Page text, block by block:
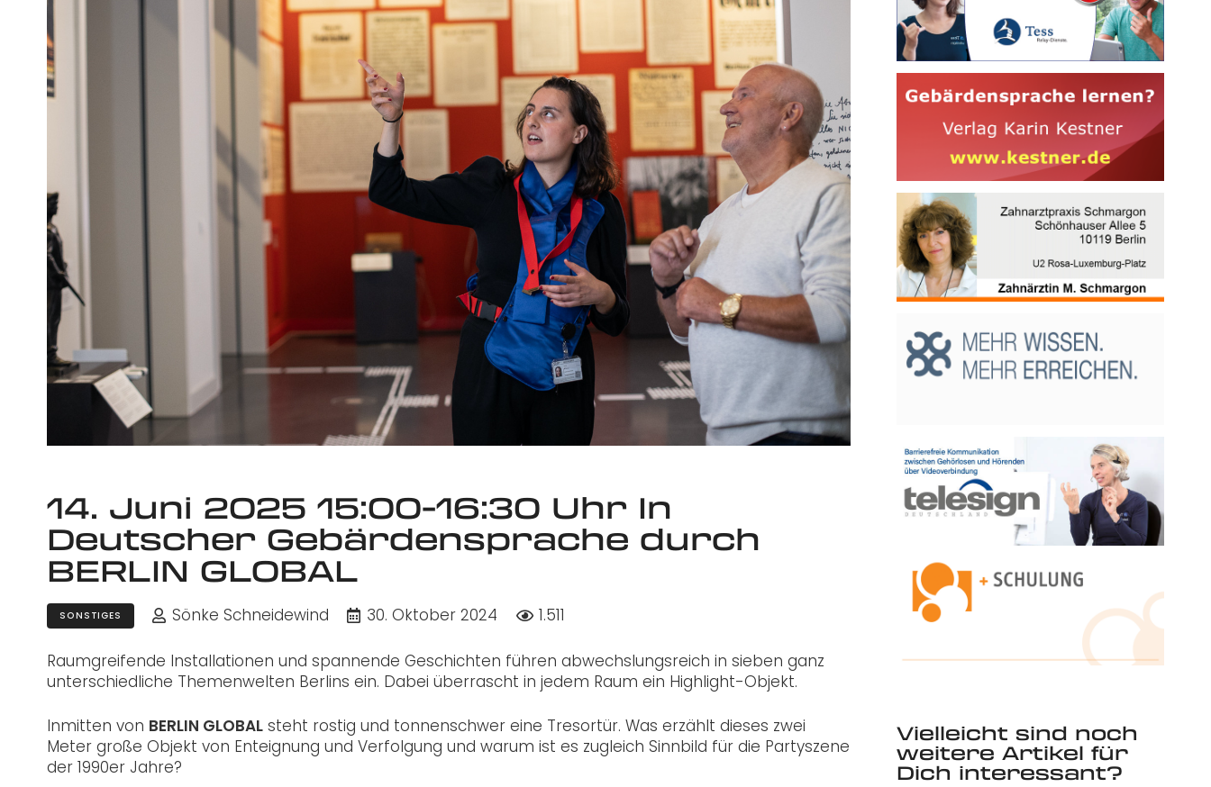
14. Juni 2025 15:00-16:30 Uhr In
Deutscher Gebärdensprache durch
BERLIN GLOBAL
SONSTIGES Sönke Schneidewind 30. Oktober 2024 1.511
Raumgreifende Installationen und spannende Geschichten führen abwechslungsreich in sieben ganz
unterschiedliche Themenwelten Berlins ein. Dabei überrascht in jedem Raum ein Highlight-Objekt.
Inmitten von BERLIN GLOBAL steht rostig und tonnenschwer eine Tresortür. Was erzählt dieses zwei
Meter große Objekt von Enteignung und Verfolgung und warum ist es zugleich Sinnbild für die Partyszene
der 1990er Jahre?
Vielleicht sind noch
weitere Artikel für
Dich interessant?